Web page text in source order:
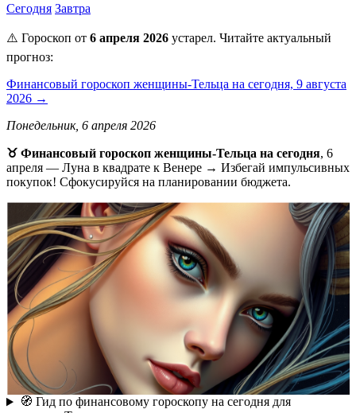
Сегодня Завтра
⚠️ Гороскоп от 6 апреля 2026 устарел. Читайте актуальный
прогноз:
Финансовый гороскоп женщины-Тельца на сегодня, 9 августа
2026 →
Понедельник, 6 апреля 2026
♉ Финансовый гороскоп женщины-Тельца на сегодня, 6
апреля — Луна в квадрате к Венере → Избегай импульсивных
покупок! Сфокусируйся на планировании бюджета.
🧭 Гид по финансовому гороскопу на сегодня для